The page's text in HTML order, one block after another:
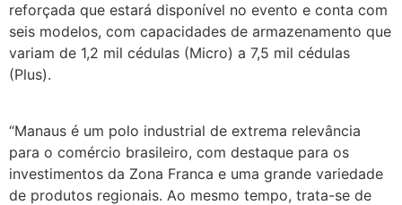
reforçada que estará disponível no evento e conta com
seis modelos, com capacidades de armazenamento que
variam de 1,2 mil cédulas (Micro) a 7,5 mil cédulas
(Plus).
“Manaus é um polo industrial de extrema relevância
para o comércio brasileiro, com destaque para os
investimentos da Zona Franca e uma grande variedade
de produtos regionais. Ao mesmo tempo, trata-se de